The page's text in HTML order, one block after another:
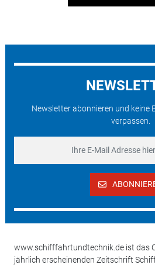
Newsletter abonnieren und keine
verpassen.
www.schifffahrtundtechnik.de ist das
jährlich erscheinenden Zeitschrift